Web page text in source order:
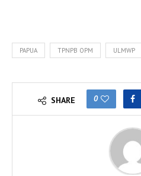
PAPUA TPNPB OPM ULMWP
SHARE 0